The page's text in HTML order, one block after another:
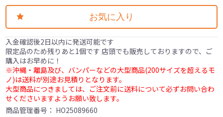
お気に入り
入金確認後2日以内に発送可能です
限定品のため残りあと1個です 店頭でも販売しておりますので、ご
購入はお早めに！
※沖縄・離島及び、バンパーなどの大型商品(200サイズを超えるモ
ノ)は送料が別途お見積りとなります。
大型商品につきましては、ご注文前に送料について必ずお問い合わ
せくださいますようお願い致します。
商品管理番号： HO25089660